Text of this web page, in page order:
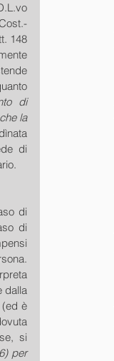
148
di
la
di
di
di
dalla
è
si
per